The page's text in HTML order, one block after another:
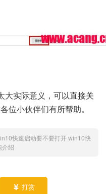
大实际意义，可以直接关
位小伙伴们有所帮助。
快速启动要不要打开 win10快
介绍
 打赏